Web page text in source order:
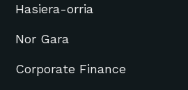
Hasiera-orria
Nor Gara
Corporate Finance